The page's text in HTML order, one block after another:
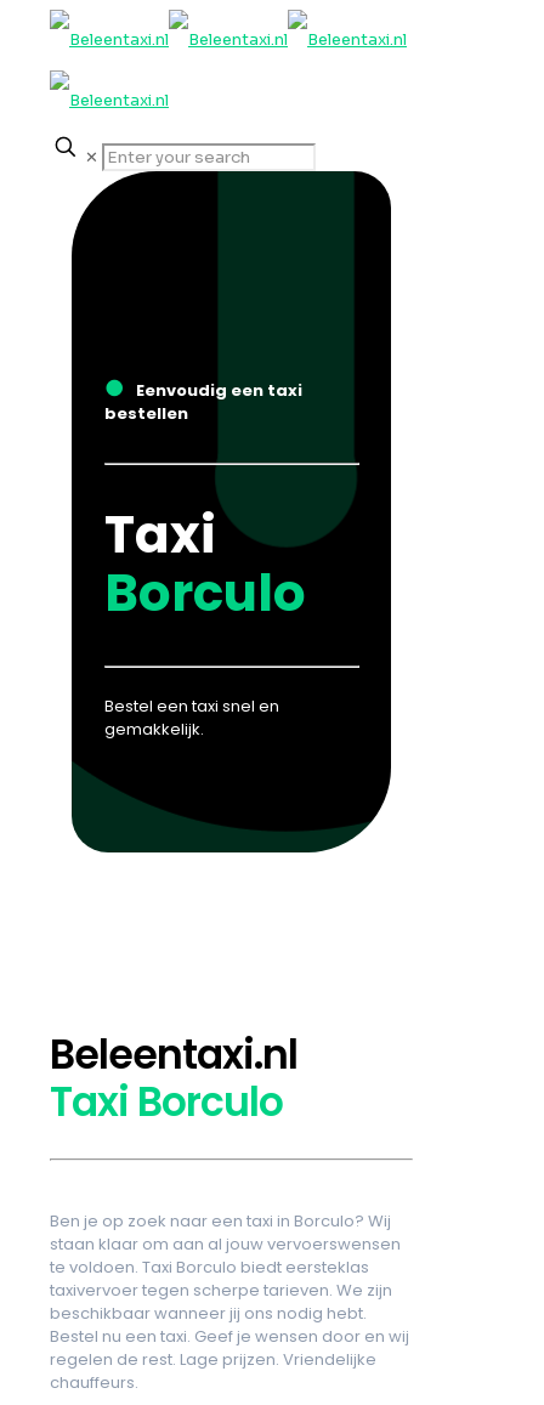
✕
●
Eenvoudig een taxi
bestellen
Taxi
Borculo
Bestel een taxi snel en
gemakkelijk.
Beleentaxi.nl
Taxi Borculo
Ben je op zoek naar een taxi in Borculo? Wij
staan klaar om aan al jouw vervoerswensen
te voldoen. Taxi Borculo biedt eersteklas
taxivervoer tegen scherpe tarieven. We zijn
beschikbaar wanneer jij ons nodig hebt.
Bestel nu een taxi. Geef je wensen door en wij
regelen de rest. Lage prijzen. Vriendelijke
chauffeurs.